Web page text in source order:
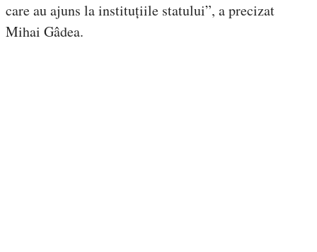
care au ajuns la instituțiile statului”, a precizat
Mihai Gâdea.